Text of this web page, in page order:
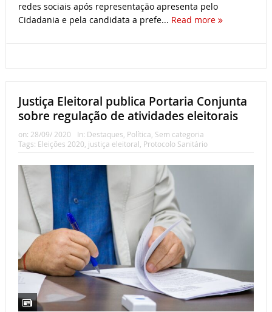
redes sociais após representação apresenta pelo
Cidadania e pela candidata a prefe... Read more
Justiça Eleitoral publica Portaria Conjunta
sobre regulação de atividades eleitorais
on: 28/09/ 2020 In: Destaques Política Sem categoria
Tags: Eleições 2020 justiça eleitoral Protocolo Sanitário